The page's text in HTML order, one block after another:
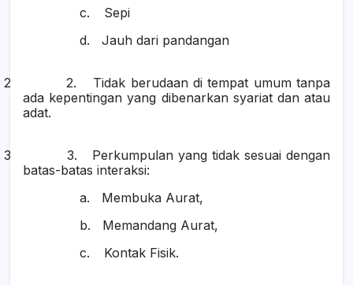
c.
Sepi
d.
Jauh dari pandangan
2 2.
Tidak berudaan di tempat umum tanpa
ada kepentingan yang dibenarkan syariat dan atau
adat.
3 3.
Perkumpulan yang tidak sesuai dengan
batas-batas interaksi:
a.
Membuka Aurat,
b.
Memandang Aurat,
c.
Kontak Fisik.